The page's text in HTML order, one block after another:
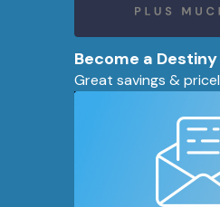
Become a
Great savings &